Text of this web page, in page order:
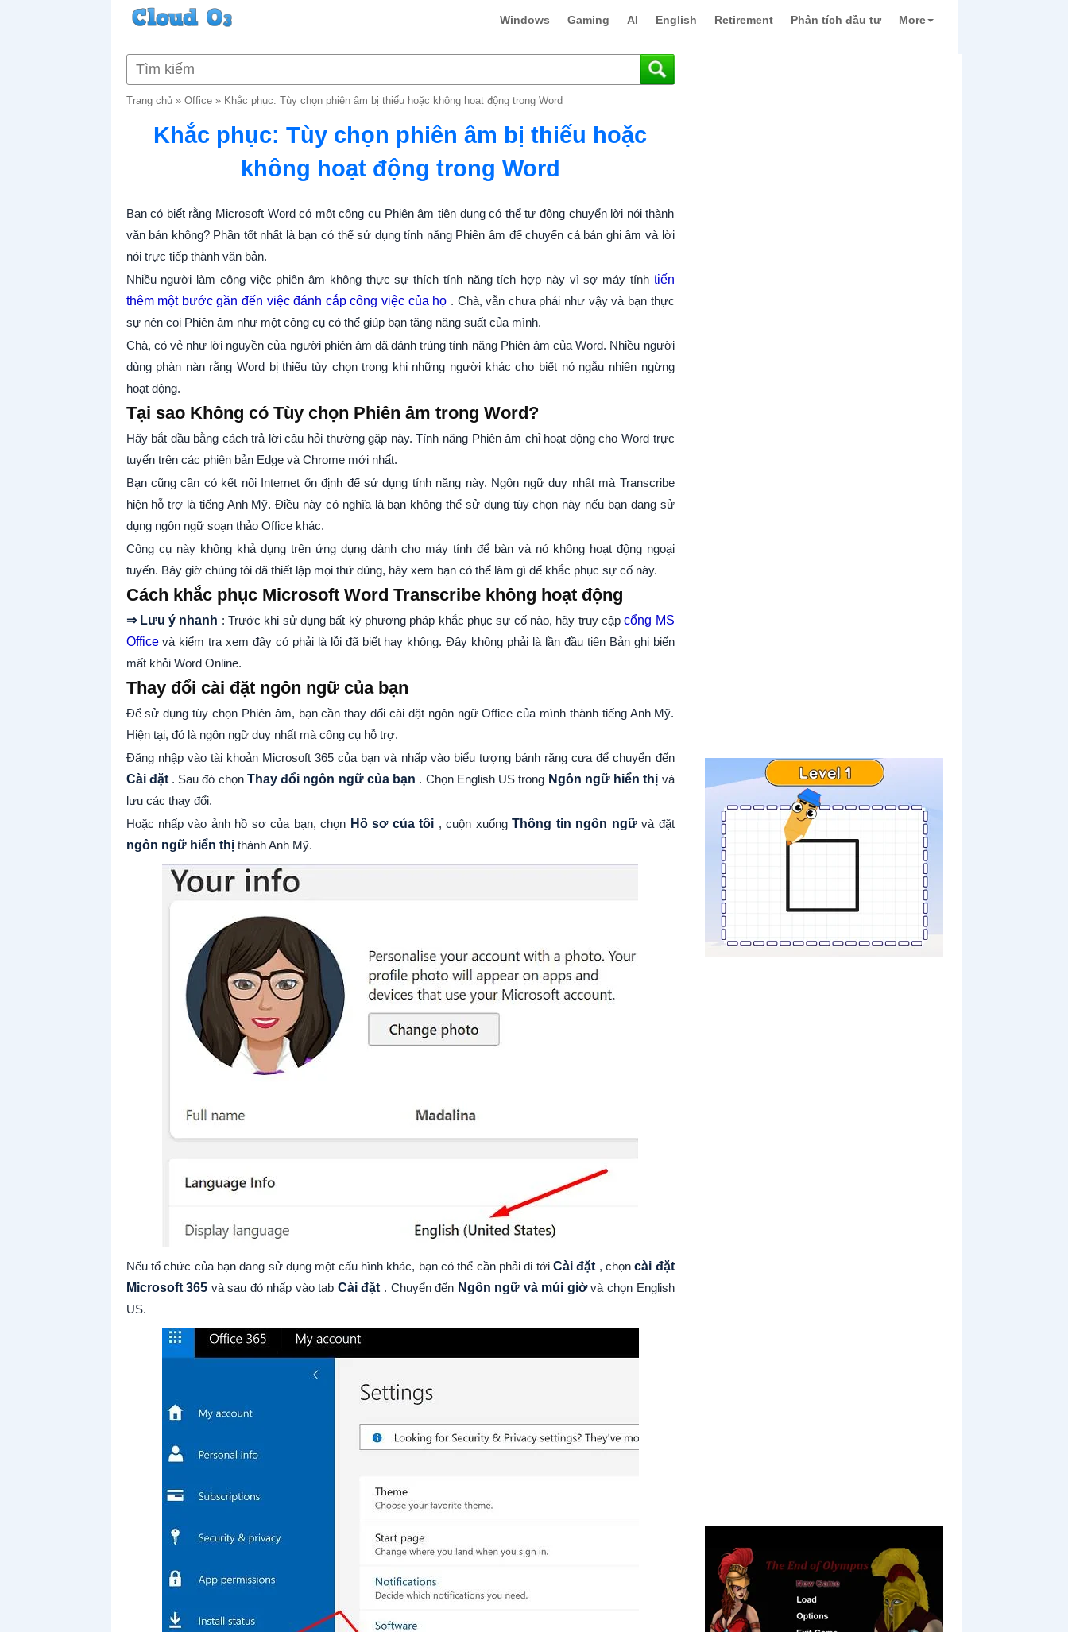
Windows Gaming AI English Retirement Phân tích đầu tư More
Trang chủ» Office» Khắc phục: Tùy chọn phiên âm bị thiếu hoặc không hoạt động trong Word
Khắc phục: Tùy chọn phiên âm bị thiếu hoặc
không hoạt động trong Word
Bạn có biết rằng Microsoft Word có một công cụ Phiên âm tiện dụng có thể tự động chuyển lời nói thành
văn bản không? Phần tốt nhất là bạn có thể sử dụng tính năng Phiên âm để chuyển cả bản ghi âm và lời
nói trực tiếp thành văn bản.
Nhiều người làm công việc phiên âm không thực sự thích tính năng tích hợp này vì sợ máy tính tiến
thêm một bước gần đến việc đánh cắp công việc của họ . Chà, vẫn chưa phải như vậy và bạn thực
sự nên coi Phiên âm như một công cụ có thể giúp bạn tăng năng suất của mình.
Chà, có vẻ như lời nguyền của người phiên âm đã đánh trúng tính năng Phiên âm của Word. Nhiều người
dùng phàn nàn rằng Word bị thiếu tùy chọn trong khi những người khác cho biết nó ngẫu nhiên ngừng
hoạt động.
Tại sao Không có Tùy chọn Phiên âm trong Word?
Hãy bắt đầu bằng cách trả lời câu hỏi thường gặp này. Tính năng Phiên âm chỉ hoạt động cho Word trực
tuyến trên các phiên bản Edge và Chrome mới nhất.
Bạn cũng cần có kết nối Internet ổn định để sử dụng tính năng này. Ngôn ngữ duy nhất mà Transcribe
hiện hỗ trợ là tiếng Anh Mỹ. Điều này có nghĩa là bạn không thể sử dụng tùy chọn này nếu bạn đang sử
dụng ngôn ngữ soạn thảo Office khác.
Công cụ này không khả dụng trên ứng dụng dành cho máy tính để bàn và nó không hoạt động ngoại
tuyến. Bây giờ chúng tôi đã thiết lập mọi thứ đúng, hãy xem bạn có thể làm gì để khắc phục sự cố này.
Cách khắc phục Microsoft Word Transcribe không hoạt động
⇒ Lưu ý nhanh : Trước khi sử dụng bất kỳ phương pháp khắc phục sự cố nào, hãy truy cậpcổng MS
Officevà kiểm tra xem đây có phải là lỗi đã biết hay không. Đây không phải là lần đầu tiên Bản ghi biến
mất khỏi Word Online.
Thay đổi cài đặt ngôn ngữ của bạn
Để sử dụng tùy chọn Phiên âm, bạn cần thay đổi cài đặt ngôn ngữ Office của mình thành tiếng Anh Mỹ.
Hiện tại, đó là ngôn ngữ duy nhất mà công cụ hỗ trợ.
Đăng nhập vào tài khoản Microsoft 365 của bạn và nhấp vào biểu tượng bánh răng cưa để chuyển đến
Cài đặt. Sau đó chọn Thay đổi ngôn ngữ của bạn . Chọn English US trong Ngôn ngữ hiển thị và
lưu các thay đổi.
Hoặc nhấp vào ảnh hồ sơ của bạn, chọn Hồ sơ của tôi , cuộn xuốngThông tin ngôn ngữvà đặt
ngôn ngữ hiển thịthành Anh Mỹ.
Nếu tổ chức của bạn đang sử dụng một cấu hình khác, bạn có thể cần phải đi tới Cài đặt , chọncài đặt
Microsoft 365 và sau đó nhấp vào tab Cài đặt . Chuyển đến Ngôn ngữ và múi giờvà chọn English
US.